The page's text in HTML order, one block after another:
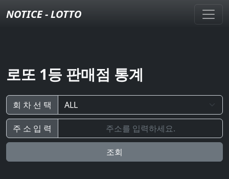
NOTICE - LOTTO
로또 1등 판매점 통계
회 차 선 택
주 소 입 력
조회